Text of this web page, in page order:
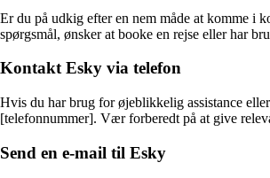
Er du på udkig efter en nem måde at komme i
spørgsmål, ønsker at booke en rejse eller har
Kontakt Esky via telefon
Hvis du har brug for øjeblikkelig assistance
[telefonnummer]. Vær forberedt på at give
Send en e-mail til Esky